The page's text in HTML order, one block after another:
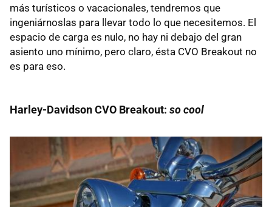
más turísticos o vacacionales, tendremos que
ingeniárnoslas para llevar todo lo que necesitemos. El
espacio de carga es nulo, no hay ni debajo del gran
asiento uno mínimo, pero claro, ésta CVO Breakout no
es para eso.
Harley-Davidson CVO Breakout: so cool